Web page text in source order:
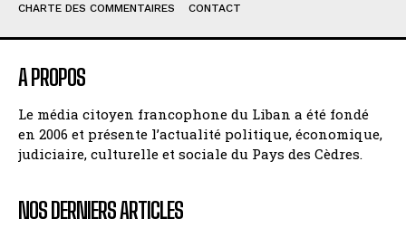
CHARTE DES COMMENTAIRES
CONTACT
A PROPOS
Le média citoyen francophone du Liban a été fondé
en 2006 et présente l’actualité politique, économique,
judiciaire, culturelle et sociale du Pays des Cèdres.
NOS DERNIERS ARTICLES